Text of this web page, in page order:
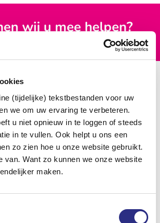
(tijdelijke) tekstbestanden voor uw
we om uw ervaring te verbeteren.
u niet opnieuw in te loggen of steeds
in te vullen. Ook helpt u ons een
zo zien hoe u onze website gebruikt.
van. Want zo kunnen we onze website
maken.
wij u mee helpen?